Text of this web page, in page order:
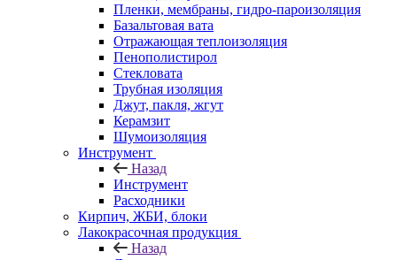
Пленки, мембраны, гидро-пароизоляция
Базальтовая вата
Отражающая теплоизоляция
Пенополистирол
Стекловата
Трубная изоляция
Джут, пакля, жгут
Керамзит
Шумоизоляция
Инструмент
Назад
Инструмент
Расходники
Кирпич, ЖБИ, блоки
Лакокрасочная продукция
Назад